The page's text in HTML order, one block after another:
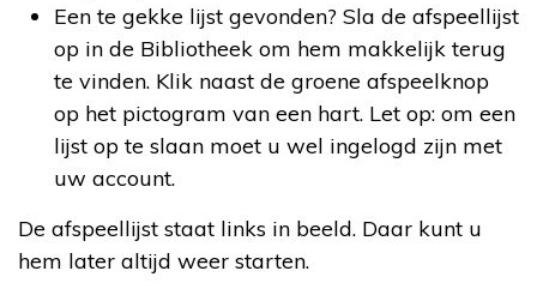
Een te gekke lijst gevonden? Sla de afspeellijst
op in de Bibliotheek om hem makkelijk terug
te vinden. Klik naast de groene afspeelknop
op het pictogram van een hart. Let op: om een
lijst op te slaan moet u wel ingelogd zijn met
uw account.
De afspeellijst staat links in beeld. Daar kunt u
hem later altijd weer starten.